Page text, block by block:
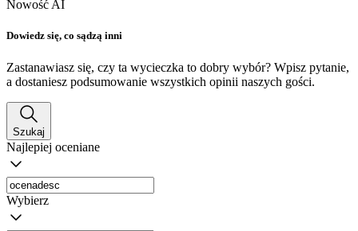
Nowość AI
Dowiedz się, co sądzą inni
Zastanawiasz się, czy ta wycieczka to dobry wybór? Wpisz pytanie,
a dostaniesz podsumowanie wszystkich opinii naszych gości.
Szukaj
Najlepiej oceniane
Wybierz